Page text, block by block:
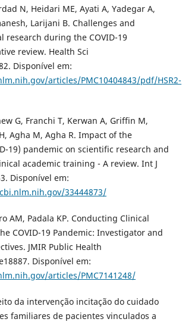
N, Heidari ME, Ayati A, Yadegar A,
Larijani B. Challenges and
research during the COVID-19
review. Health Sci
Disponível em:
articles/PMC10404843/pdf/HSR2-
G, Franchi T, Kerwan A, Griffin M,
Agha M, Agha R. Impact of the
19) pandemic on scientific research and
academic training - A review. Int J
Disponível em:
33444873/
AM, Padala KP. Conducting Clinical
COVID-19 Pandemic: Investigator and
JMIR Public Health
Disponível em:
articles/PMC7141248/
da intervenção incitação do cuidado
familiares de pacientes vinculados a